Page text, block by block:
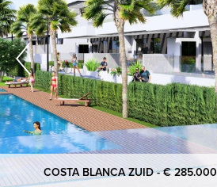
COSTA BLANCA ZUID - € 285.000